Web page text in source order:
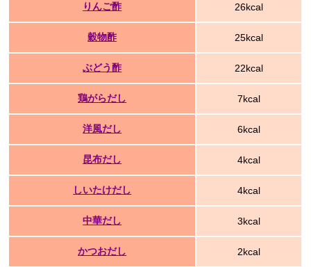
りんご酢 26kcal
穀物酢 25kcal
ぶどう酢 22kcal
鶏がらだし 7kcal
洋風だし 6kcal
昆布だし 4kcal
しいたけだし 4kcal
中華だし 3kcal
かつおだし 2kcal